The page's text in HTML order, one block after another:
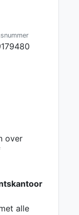
over
alle